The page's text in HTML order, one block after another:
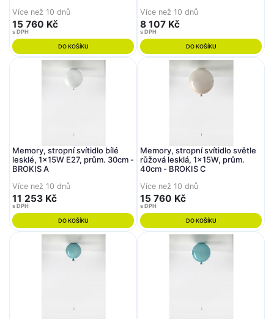
Více než 10 dnů
15 760 Kč
s DPH
DO KOŠÍKU
Více než 10 dnů
8 107 Kč
s DPH
DO KOŠÍKU
Memory, stropní svítidlo bílé
lesklé, 1x15W E27, prům. 30cm -
BROKIS A
Více než 10 dnů
11 253 Kč
s DPH
DO KOŠÍKU
Memory, stropní svítidlo světle
růžová lesklá, 1x15W, prům.
40cm - BROKIS C
Více než 10 dnů
15 760 Kč
s DPH
DO KOŠÍKU